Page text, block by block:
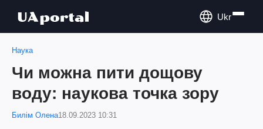
Ukr
Наука
Чи можна пити дощову
воду: наукова точка зору
Билім Олена18.09.2023 10:31